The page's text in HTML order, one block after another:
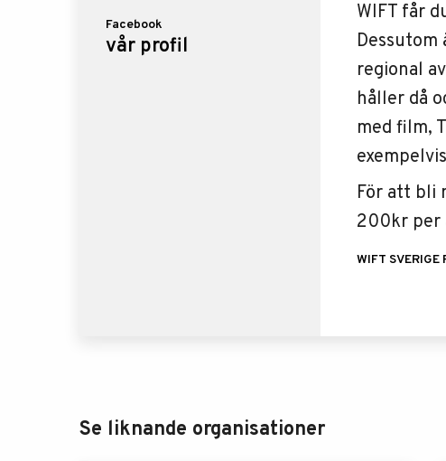
Facebook
vår profil
WIFT får
regional
håller då
med film,
För att bli
200kr per
WIFT SVERIGE
Se liknande organisationer